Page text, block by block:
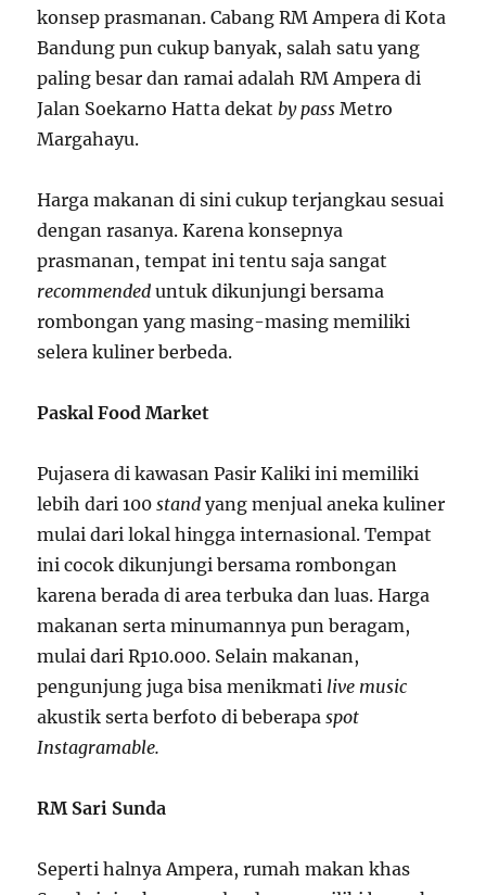
konsep prasmanan. Cabang RM Ampera di Kota
Bandung pun cukup banyak, salah satu yang
paling besar dan ramai adalah RM Ampera di
Jalan Soekarno Hatta dekat by pass Metro
Margahayu.
Harga makanan di sini cukup terjangkau sesuai
dengan rasanya. Karena konsepnya
prasmanan, tempat ini tentu saja sangat
recommended untuk dikunjungi bersama
rombongan yang masing-masing memiliki
selera kuliner berbeda.
Paskal Food Market
Pujasera di kawasan Pasir Kaliki ini memiliki
lebih dari 100stand yang menjual aneka kuliner
mulai dari lokal hingga internasional. Tempat
ini cocok dikunjungi bersama rombongan
karena berada di area terbuka dan luas. Harga
makanan serta minumannya pun beragam,
mulai dari Rp10.000. Selain makanan,
pengunjung juga bisa menikmati live music
akustik serta berfoto di beberapaspot
Instagramable.
RM Sari Sunda
Seperti halnya Ampera, rumah makan khas